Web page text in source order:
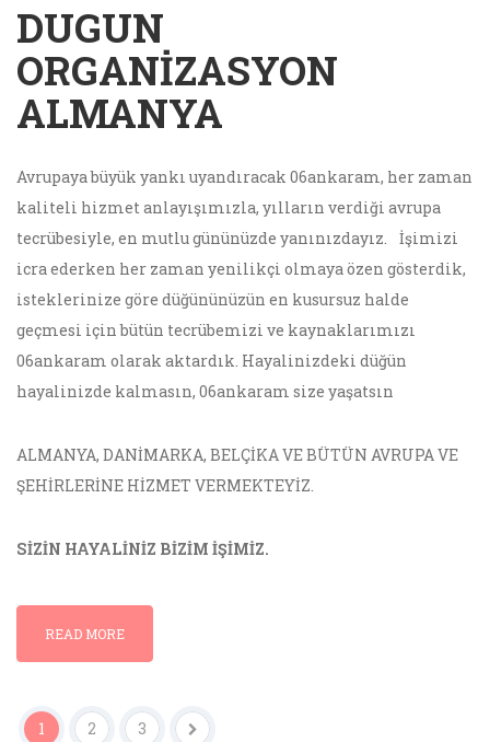
DUGUN
ORGANIZASYON
ALMANYA
Avrupaya büyük yankı uyandıracak 06ankaram, her zaman
kaliteli hizmet anlayışımızla, yılların verdiği avrupa
tecrübesiyle, en mutlu gününüzde yanınızdayız. İşimizi
icra ederken her zaman yenilikçi olmaya özen gösterdik,
isteklerinize göre düğününüzün en kusursuz halde
geçmesi için bütün tecrübemizi ve kaynaklarımızı
06ankaram olarak aktardık. Hayalinizdeki düğün
hayalinizde kalmasın, 06ankaram size yaşatsın
ALMANYA, DANİMARKA, BELÇİKA VE BÜTÜN AVRUPA VE
ŞEHİRLERİNE HİZMET VERMEKTEYİZ.
SİZİN HAYALİNİZ BİZİM İŞİMİZ.
READ MORE
1 2 3